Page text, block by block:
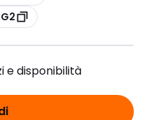
e disponibilità